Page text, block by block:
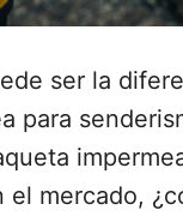
ser la
para
mercado,